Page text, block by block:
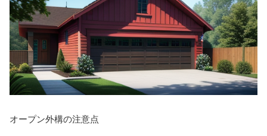
オープン外構の注意点